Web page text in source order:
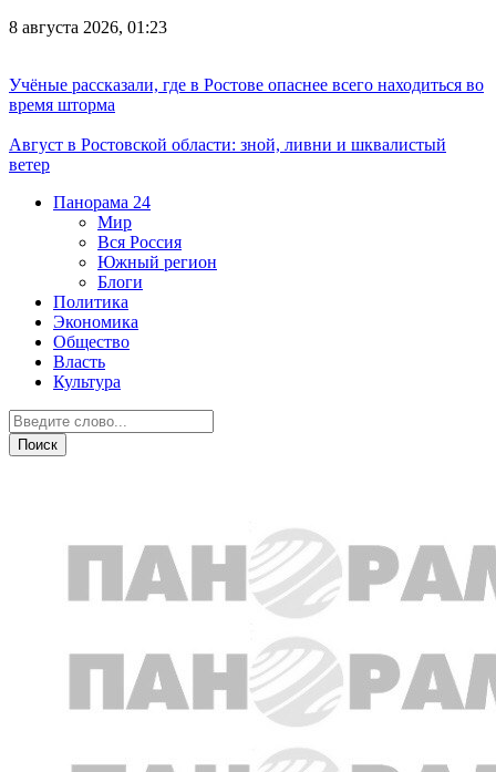
8 августа 2026, 01:23
Учёные рассказали, где в Ростове опаснее всего находиться во
время шторма
Август в Ростовской области: зной, ливни и шквалистый
ветер
Панорама 24
Мир
Вся Россия
Южный регион
Блоги
Политика
Экономика
Общество
Власть
Культура